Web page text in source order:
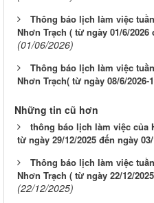
Thông báo lịch làm việc
Nhơn Trạch ( từ ngày 01/6/2026
(01/06/2026)
Thông báo lịch làm việc
Nhơn Trạch( từ ngày 08/6/2026-
Những tin cũ hơn
thông báo lịch làm việc của
từ ngày 29/12/2025 đến ngày
Thông báo lịch làm việc
Nhơn Trạch ( từ ngày 22/12/
(22/12/2025)